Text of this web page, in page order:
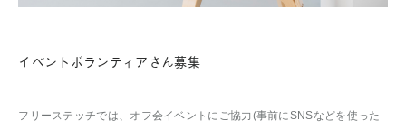
イベントボランティアさん募集
フリーステッチでは、オフ会イベントにご協力(事前にSNSなどを使った